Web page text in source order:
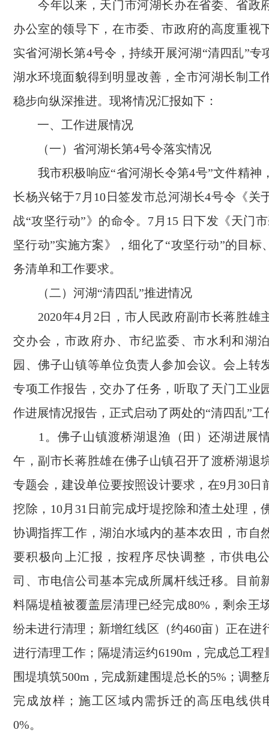
今年以来，天门市河湖长办在省委、省政
办公室的领导下，在市委、市政府的高度重视
实省河湖长第4号令，持续开展河湖“清四乱”专
湖水环境面貌得到明显改善，全市河湖长制工
稳步向纵深推进。现将情况汇报如下：
一、工作进展情况
（一）省河湖长第4号令落实情况
我市积极响应“省河湖长令第4号”文件精神
长杨兴铭于7月10日签发市总河湖长4号令《关
战“攻坚行动”》的命令。7月15 日下发《天门
坚行动”实施方案》，细化了“攻坚行动”的目标
务清单和工作要求。
（二）河湖“清四乱”推进情况
2020年4月2日，市人民政府副市长蒋胜雄
交办会，市政府办、市纪监委、市水利和湖
园、佛子山镇等单位负责人参加会议。会上转
专项工作报告，交办了任务，听取了天门工业
作进展情况报告，正式启动了两处的“清四乱”工
1。佛子山镇渡桥湖退渔（田）还湖进展
午，副市长蒋胜雄在佛子山镇召开了渡桥湖退
专题会，建设单位要按照设计要求，在9月30日
挖除，10月31日前完成圩堤挖除和渣土处理，
协调指挥工作，湖泊水域内的基本农田，市自
要积极向上汇报，按程序尽快调整，市供电
司、市电信公司基本完成所属杆线迁移。目前
料隔堤植被覆盖层清理已经完成80%，剩余王
纷未进行清理；新增红线区（约460亩）正在进
进行清理工作；隔堤清运约6190m，完成总工程
围堤填筑500m，完成新建围堤总长的5%；调整
完成放样；施工区域内需拆迁的高压电线供
0%。